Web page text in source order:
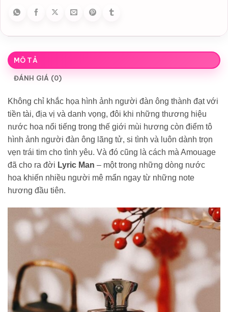
MÔ TẢ
ĐÁNH GIÁ (0)
Không chỉ khắc họa hình ảnh người đàn ông thành đạt với
tiền tài, địa vị và danh vọng, đôi khi những thương hiệu
nước hoa nổi tiếng trong thế giới mùi hương còn điểm tô
hình ảnh người đàn ông lãng tử, si tình và luôn dành trọn
vẹn trái tim cho tình yêu. Và đó cũng là cách mà Amouage
đã cho ra đời Lyric Man – một trong những dòng nước
hoa khiến nhiều người mê mẩn ngay từ những note
hương đầu tiên.